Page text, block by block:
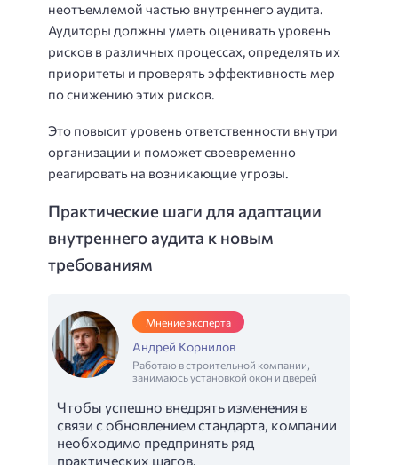
неотъемлемой частью внутреннего аудита.
Аудиторы должны уметь оценивать уровень
рисков в различных процессах, определять их
приоритеты и проверять эффективность мер
по снижению этих рисков.
Это повысит уровень ответственности внутри
организации и поможет своевременно
реагировать на возникающие угрозы.
Практические шаги для адаптации
внутреннего аудита к новым
требованиям
Мнение эксперта
Андрей Корнилов
Работаю в строительной компании,
занимаюсь установкой окон и дверей
Чтобы успешно внедрять изменения в
связи с обновлением стандарта, компании
необходимо предпринять ряд
практических шагов.